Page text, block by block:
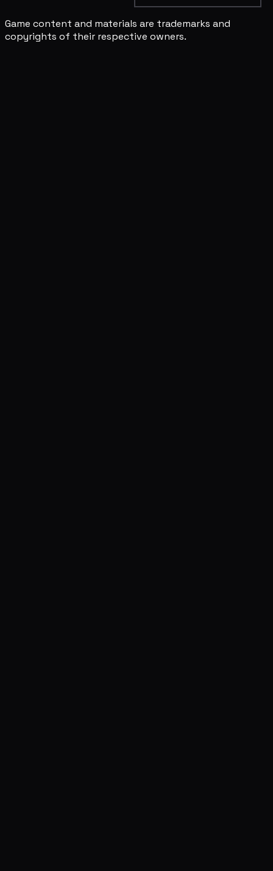
Game content and materials are trademarks and
copyrights of their respective owners.